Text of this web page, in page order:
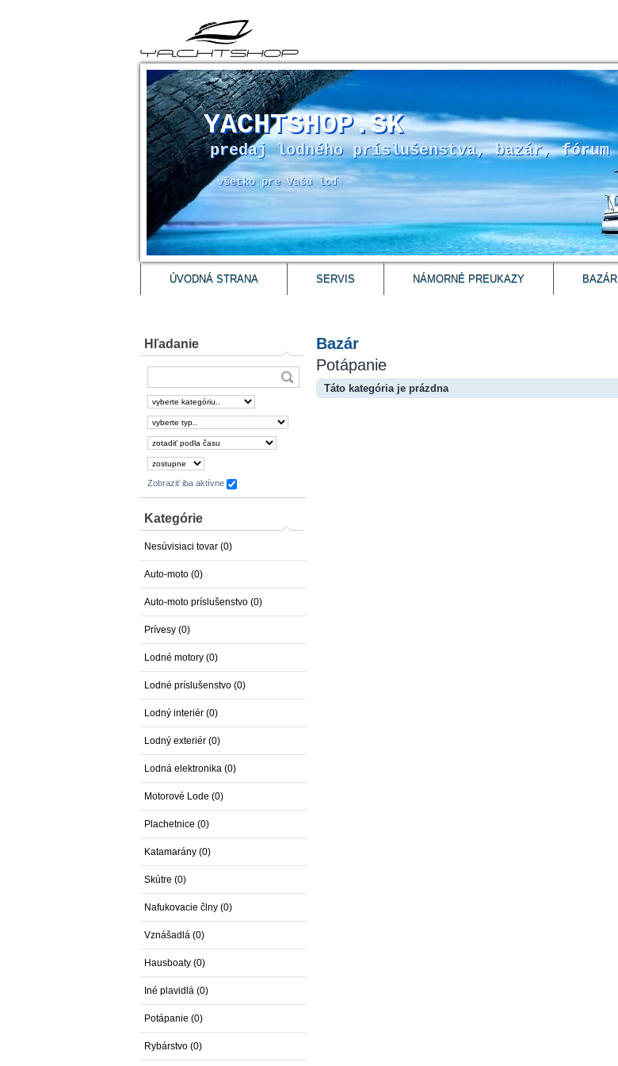
YACHTSHOP.SK
predaj lodného príslušenstva, bazár, fórum
všetko pre Vašu loď
ÚVODNÁ STRANA SERVIS NÁMORNÉ PREUKAZY BAZÁR
Hľadanie
Zobraziť iba aktívne
Kategórie
Nesúvisiaci tovar (0)
Auto-moto (0)
Auto-moto príslušenstvo (0)
Prívesy (0)
Lodné motory (0)
Lodné príslušenstvo (0)
Lodný interiér (0)
Lodný exteriér (0)
Lodná elektronika (0)
Motorové Lode (0)
Plachetnice (0)
Katamarány (0)
Skútre (0)
Nafukovacie člny (0)
Vznášadlá (0)
Hausboaty (0)
Iné plavidlá (0)
Potápanie (0)
Rybárstvo (0)
Bazár
Potápanie
Táto kategória je prázdna